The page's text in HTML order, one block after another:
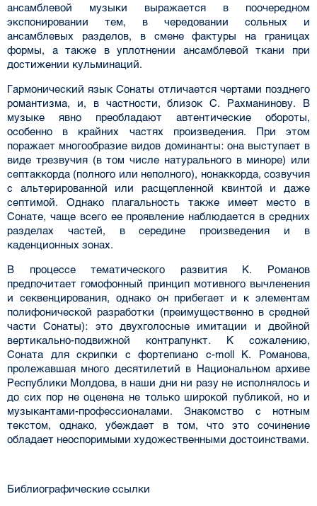
ансамблевой музыки выражается в поочередном
экспонировании тем, в чередовании сольных и
ансамблевых разделов, в смене фактуры на границах
формы, а также в уплотнении ансамблевой ткани при
достижении кульминаций.
Гармонический язык Сонаты отличается чертами позднего
романтизма, и, в частности, близок С. Рахманинову. В
музыке явно преобладают автентические обороты,
особенно в крайних частях произведения. При этом
поражает многообразие видов доминанты: она выступает в
виде трезвучия (в том числе натурального в миноре) или
септаккорда (полного или неполного), нонаккорда, созвучия
с альтерированной или расщепленной квинтой и даже
септимой. Однако плагальность также имеет место в
Сонате, чаще всего ее проявление наблюдается в средних
разделах частей, в середине произведения и в
каденционных зонах.
В процессе тематического развития К. Романов
предпочитает гомофонный принцип мотивного вычленения
и секвенцирования, однако он прибегает и к элементам
полифонической разработки (преимущественно в средней
части Сонаты): это двухголосные имитации и двойной
вертикально-подвижной контрапункт. К сожалению,
Соната для скрипки с фортепиано c-moll К. Романова,
пролежавшая много десятилетий в Национальном архиве
Республики Молдова, в наши дни ни разу не исполнялось и
до сих пор не оценена не только широкой публикой, но и
музыкантами-профессионалами. Знакомство с нотным
текстом, однако, убеждает в том, что это сочинение
обладает неоспоримыми художественными достоинствами.
Библиографические ссылки